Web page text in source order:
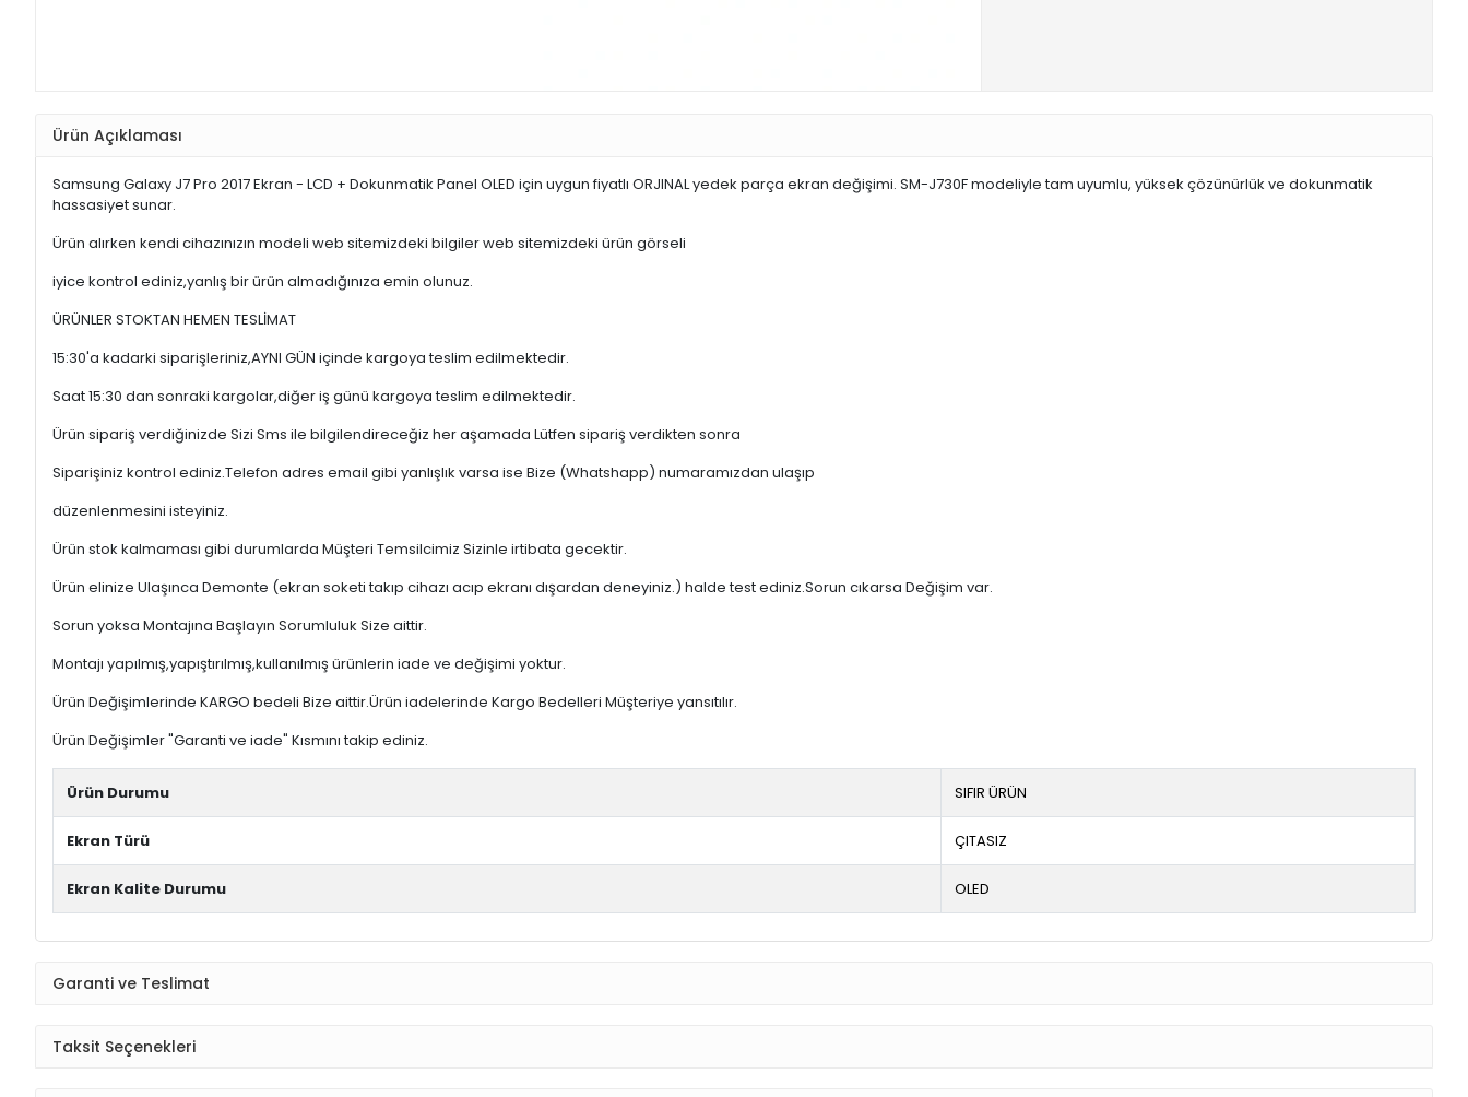
Ürün Açıklaması
Samsung Galaxy J7 Pro 2017 Ekran - LCD + Dokunmatik Panel OLED için uygun fiyatlı ORJINAL yedek parça ekran değişimi. SM-J730F modeliyle tam uyumlu, yüksek çözünürlük ve dokunmatik
hassasiyet sunar.
Ürün alırken kendi cihazınızın modeli web sitemizdeki bilgiler web sitemizdeki ürün görseli
iyice kontrol ediniz,yanlış bir ürün almadığınıza emin olunuz.
ÜRÜNLER STOKTAN HEMEN TESLİMAT
15:30'a kadarki siparişleriniz,AYNI GÜN içinde kargoya teslim edilmektedir.
Saat 15:30 dan sonraki kargolar,diğer iş günü kargoya teslim edilmektedir.
Ürün sipariş verdiğinizde Sizi Sms ile bilgilendireceğiz her aşamada Lütfen sipariş verdikten sonra
Siparişiniz kontrol ediniz.Telefon adres email gibi yanlışlık varsa ise Bize (Whatshapp) numaramızdan ulaşıp
düzenlenmesini isteyiniz.
Ürün stok kalmaması gibi durumlarda Müşteri Temsilcimiz Sizinle irtibata gecektir.
Ürün elinize Ulaşınca Demonte (ekran soketi takıp cihazı acıp ekranı dışardan deneyiniz.) halde test ediniz.Sorun cıkarsa Değişim var.
Sorun yoksa Montajına Başlayın Sorumluluk Size aittir.
Montajı yapılmış,yapıştırılmış,kullanılmış ürünlerin iade ve değişimi yoktur.
Ürün Değişimlerinde KARGO bedeli Bize aittir.Ürün iadelerinde Kargo Bedelleri Müşteriye yansıtılır.
Ürün Değişimler "Garanti ve iade" Kısmını takip ediniz.
Ürün Durumu SIFIR ÜRÜN
Ekran Türü ÇITASIZ
Ekran Kalite Durumu OLED
Garanti ve Teslimat
Taksit Seçenekleri